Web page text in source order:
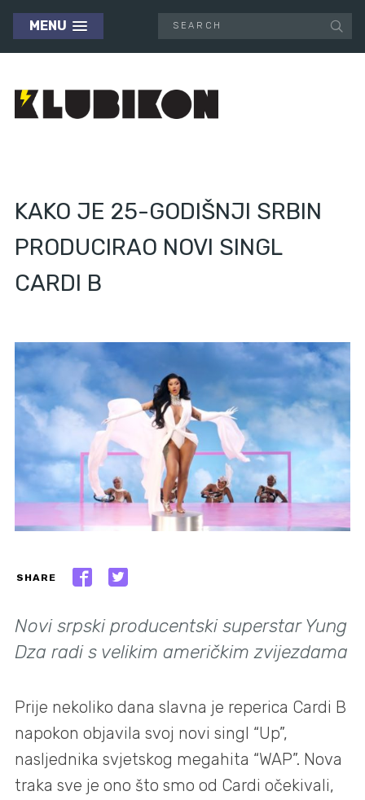
MENU
KAKO JE 25-GODIŠNJI SRBIN
PRODUCIRAO NOVI SINGL
CARDI B
SHARE
Novi srpski producentski superstar Yung
Dza radi s velikim američkim zvijezdama
Prije nekoliko dana slavna je reperica Cardi B
napokon objavila svoj novi singl “Up”,
nasljednika svjetskog megahita “WAP”. Nova
traka sve je ono što smo od Cardi očekivali,